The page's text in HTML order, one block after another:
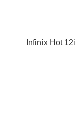
Infinix Hot 12i